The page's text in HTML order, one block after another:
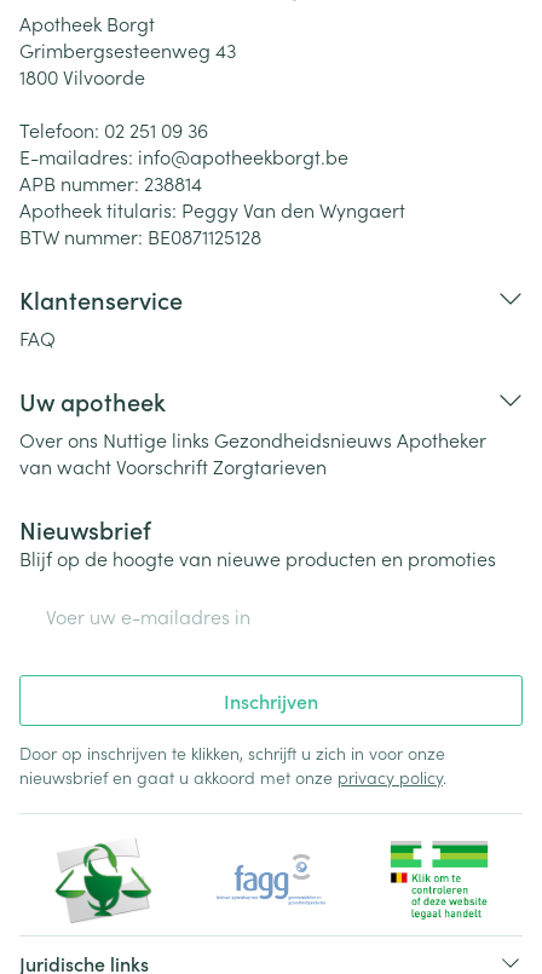
Apotheek Borgt
Grimbergsesteenweg 43
1800Vilvoorde
Telefoon: 02 251 09 36
E-mailadres: info@apotheekborgt.be
APB nummer: 238814
Apotheek titularis: Peggy Van den Wyngaert
BTW nummer: BE0871125128
Klantenservice
FAQ
Uw apotheek
Over ons Nuttige links Gezondheidsnieuws Apotheker
van wachtVoorschriftZorgtarieven
Nieuwsbrief
Blijf op de hoogte van nieuwe producten en promoties
Inschrijven
Door op inschrijven te klikken, schrijft u zich in voor onze
nieuwsbrief en gaat u akkoord met onze privacy policy.
Juridische links